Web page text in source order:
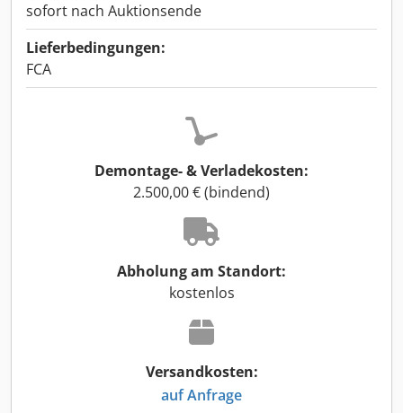
sofort nach Auktionsende
Lieferbedingungen:
FCA
Demontage- & Verladekosten:
2.500,00 € (bindend)
Abholung am Standort:
kostenlos
Versandkosten:
auf Anfrage